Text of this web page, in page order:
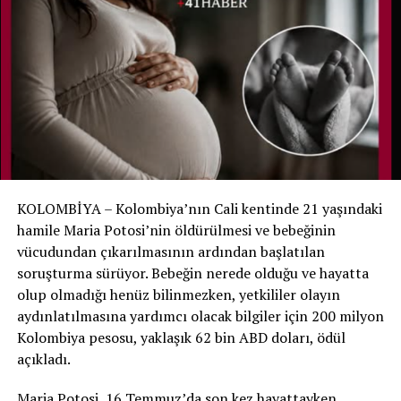
bulunduğu torbayı açtığında Noah’ın hareket ettiğini
fark etti. Görevlinin anlatımına göre bebek daha sonra
öksürmeye ve nefes almaya çalışır gibi sesler çıkarmaya
başladı.
Bunun üzerine hastane ekibine hemen haber verildi.
Noah yeniden muayene edildi ve yaşam belirtilerinin
bulunduğu belirlenerek yenidoğan yoğun bakımına geri
alındı.
Aile hastaneyi suçlamıyor
Hastane, ölüm tespitinde gerekli tıbbi ve yasal
prosedürlerin uygulandığını ve mevcut bulgular ışığında
bir ihmal tespit edilmediğini açıkladı. Noah’ın annesi de
hastane personelinin oğlunu kurtarmak için yoğun çaba
gösterdiğini belirterek sağlık ekibini suçlamadıklarını
söyledi.
KOLOMBİYA – Kolombiya’nın Cali kentinde 21 yaşındaki
hamile Maria Potosi’nin öldürülmesi ve bebeğinin
vücudundan çıkarılmasının ardından başlatılan
soruşturma sürüyor. Bebeğin nerede olduğu ve hayatta
olup olmadığı henüz bilinmezken, yetkililer olayın
aydınlatılmasına yardımcı olacak bilgiler için 200 milyon
Kolombiya pesosu, yaklaşık 62 bin ABD doları, ödül
açıkladı.